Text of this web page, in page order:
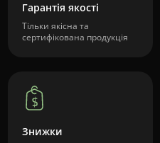
Гарантія якості
Тільки якісна та
сертифікована продукція
Знижки